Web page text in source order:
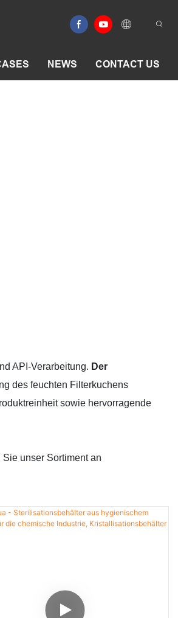
NEWS CONTACT US
API-Verarbeitung. Der
des feuchten Filterkuchens
sowie hervorragende
unser Sortiment an